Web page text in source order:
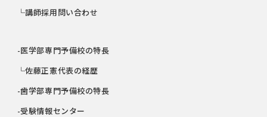
└講師採用問い合わせ
-医学部専門予備校の特長
└佐藤正憲代表の経歴
-歯学部専門予備校の特長
-受験情報センター